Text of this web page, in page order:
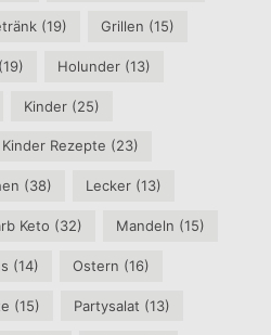
(19) Grillen (15)
(19) Holunder(13)
Kinder(25)
Kinder Rezepte (23)
(38) Lecker(13)
Keto (32) Mandeln (15)
(14) Ostern (16)
(15) Partysalat (13)